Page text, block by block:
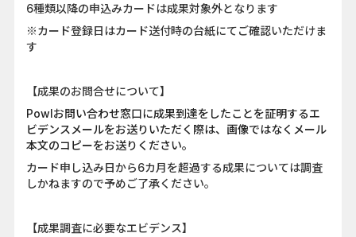
6種類以降の申込みカードは成果対象外となります
※カード登録日はカード送付時の台紙にてご確認いただけま
す
【成果のお問合せについて】
Powlお問い合わせ窓口に成果到達をしたことを証明するエ
ビデンスメールをお送りいただく際は、画像ではなくメール
本文のコピーをお送りください。
カード申し込み日から6カ月を超過する成果については調査
しかねますので予めご了承ください。
【成果調査に必要なエビデンス】